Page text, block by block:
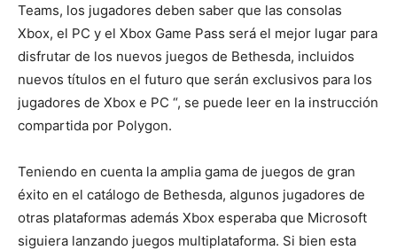
Teams, los jugadores deben saber que las consolas
Xbox, el PC y el Xbox Game Pass será el mejor lugar para
disfrutar de los nuevos juegos de Bethesda, incluidos
nuevos títulos en el futuro que serán exclusivos para los
jugadores de Xbox e PC “, se puede leer en la instrucción
compartida por Polygon.
Teniendo en cuenta la amplia gama de juegos de gran
éxito en el catálogo de Bethesda, algunos jugadores de
otras plataformas además Xbox esperaba que Microsoft
siguiera lanzando juegos multiplataforma. Si bien esta